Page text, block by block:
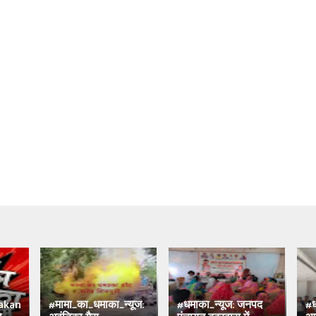
#मामा_का_धमाका_न्यूज: #धमाका_न्यूज: जनपद